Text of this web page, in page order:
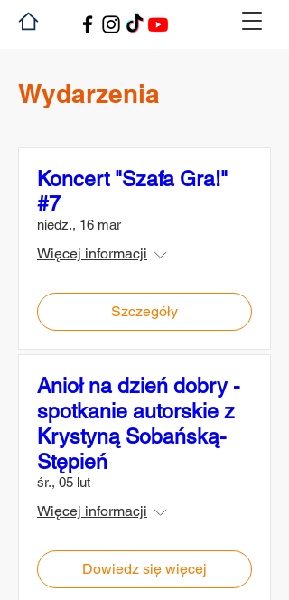
Wydarzenia
Koncert "Szafa Gra!"
#7
niedz., 16 mar
Więcej informacji
Szczegóły
Anioł na dzień dobry -
spotkanie autorskie z
Krystyną Sobańską-
Stępień
śr., 05 lut
Więcej informacji
Dowiedz się więcej